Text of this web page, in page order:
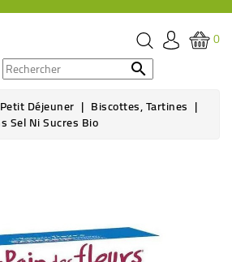
0

Petit Déjeuner Biscottes, Tartines
Sel Ni Sucres Bio